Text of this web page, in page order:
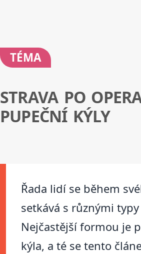
TÉMA
STRAVA PO
PUPEČNÍ KÝLY
Řada lidí se během
setkává s různými typy
Nejčastější formou je
kýla, a té se tento